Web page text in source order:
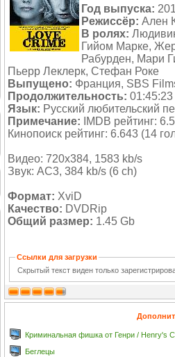
Год выпуска:
Режиссёр: Ален
В ролях:
Гийом Марке,
Рабурден, Мари
Пьерр Леклерк, Стефан Роке
Выпущено: Франция, SBS
Продолжительность: 01:45:23
Язык: Русский любительский
Примечание: IMDB рейтинг:
Кинопоиск рейтинг: 6.643 (14
Видео: 720x384, 1583 kb/s
Звук: AC3, 384 kb/s (6 ch)
Формат: XviD
Качество: DVDRip
Общий размер: 1.45 Gb
Ссылки для загрузки
Скрытый текст виден только
Криминальная фишка от Генри / Henry's
Беглецы